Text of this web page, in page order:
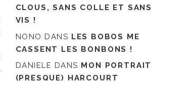
CLOUS, SANS COLLE ET SANS
VIS !
NONO DANS LES BOBOS ME
CASSENT LES BONBONS !
DANIELE DANS MON PORTRAIT
(PRESQUE) HARCOURT